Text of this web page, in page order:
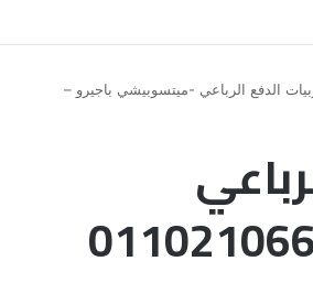
الدفع الرباعي -ميتسوبيشي باجيرو –